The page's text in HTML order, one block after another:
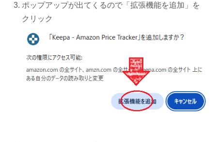
ポップアップが出てくるので「拡張機能を追加」を
クリック